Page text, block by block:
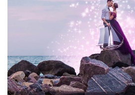
선택 해주세요
Free Photoshop Overlay #24
Small 800*533px